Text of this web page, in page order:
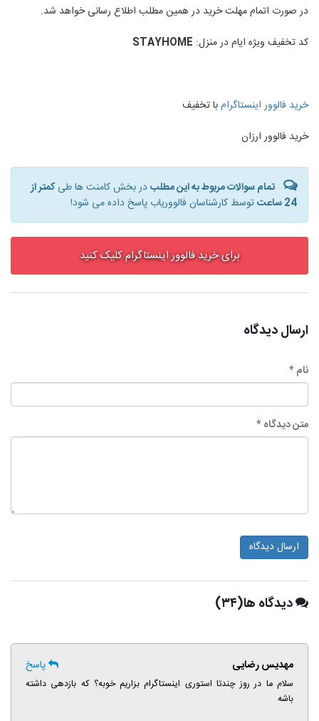
در صورت اتمام مهلت خرید در همین مطلب اطلاع رسانی خواهد شد.
کد تخفیف ویژه ایام در منزل: STAYHOME
خرید فالوور اینستاگرامبا تخفیف
خرید فالوور ارزان
تمام سوالات مربوط به این مطلبدر بخش کامنت ها طیکمتر از
24 ساعت
توسط کارشناسان فالووریاب پاسخ داده می شود!
برای خرید فالوور اینستاگرام کلیک کنید
ارسال دیدگاه
نام *
متن دیدگاه *
ارسال دیدگاه
دیدگاه ها(۳۴)
مهدیس رضایی پاسخ
سلام ما در روز چندتا استوری اینستاگرام بزاریم خوبه؟ که بازدهی داشته
باشه